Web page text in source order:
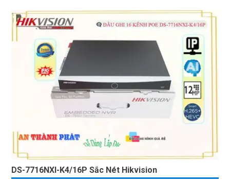
DS-7716NXI-K4/16P Sắc Nét Hikvision